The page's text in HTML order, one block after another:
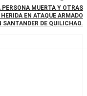
PERSONA MUERTA Y OTRAS
EN ATAQUE ARMADO
SANTANDER DE QUILICHAO.